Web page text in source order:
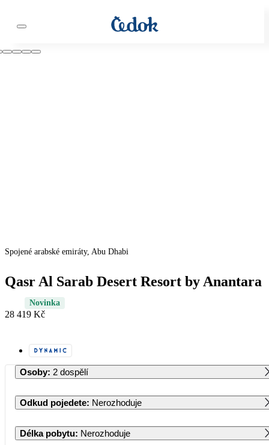
Spojené arabské emiráty, Abu Dhabi
Qasr Al Sarab Desert Resort by Anantara
Novinka
28 419 Kč
Osoby: 2 dospělí
Odkud pojedete: Nerozhoduje
Délka pobytu: Nerozhoduje